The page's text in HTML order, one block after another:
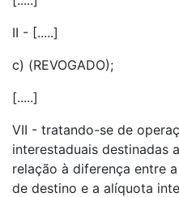
II - [.....]
c) (REVOGADO);
[.....]
VII - tratando-se de
interestaduais destinadas
relação à diferença entre
de destino e a alíquota